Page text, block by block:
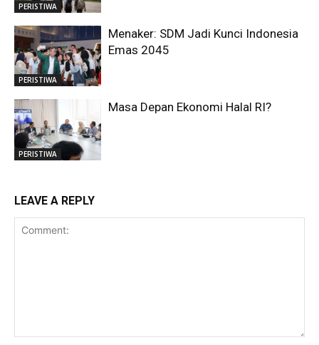
PERISTIWA
PERISTIWA
Menaker: SDM Jadi Kunci Indonesia
Emas 2045
PERISTIWA
Masa Depan Ekonomi Halal RI?
LEAVE A REPLY